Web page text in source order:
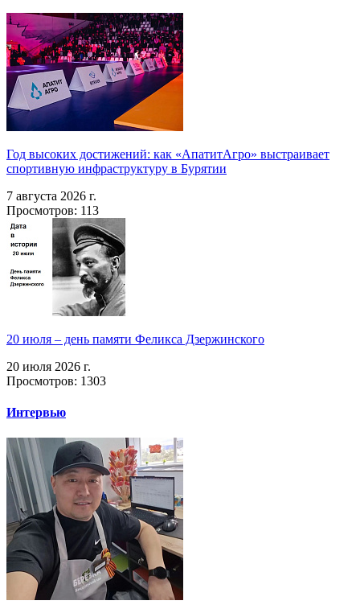
Год высоких достижений: как «АпатитАгро» выстраивает
спортивную инфраструктуру в Бурятии
7 августа 2026 г.
Просмотров: 113
20 июля – день памяти Феликса Дзержинского
20 июля 2026 г.
Просмотров: 1303
Интервью